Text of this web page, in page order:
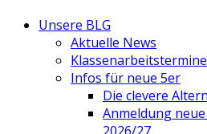
Unsere BLG
Aktuelle News
Klassenarbeitstermine
Infos für neue 5er
Die clevere
Anmeldung